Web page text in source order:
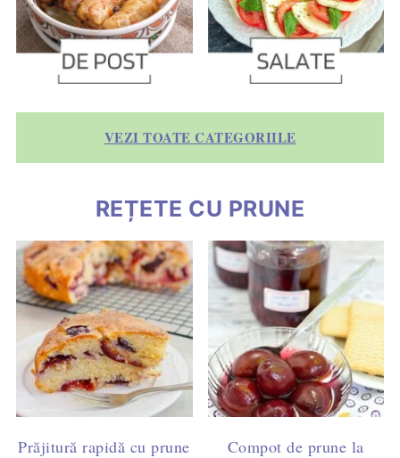
VEZI TOATE CATEGORIILE
REȚETE CU PRUNE
Prăjitură rapidă cu prune
Compot de prune la